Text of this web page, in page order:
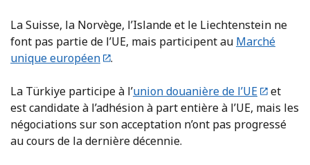
La Suisse, la Norvège, l’Islande et le Liechtenstein ne
font pas partie de l’UE, mais participent au Marché
unique européen
.
La Türkiye participe à l’union douanière de l’UE
et
est candidate à l’adhésion à part entière à l’UE, mais les
négociations sur son acceptation n’ont pas progressé
au cours de la dernière décennie.